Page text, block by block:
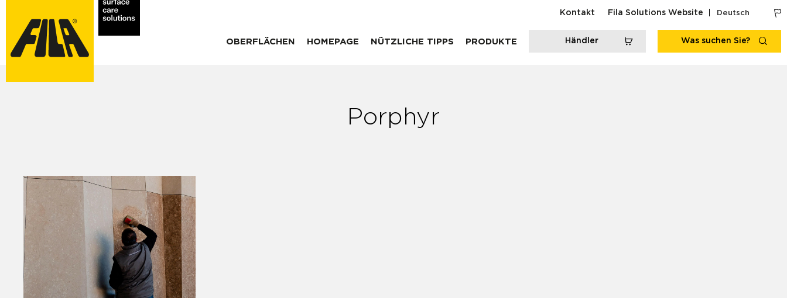
Kontakt Fila Solutions Website Deutsch
OBERFLÄCHEN HOMEPAGE NÜTZLICHE TIPPS PRODUKTE Händler Was suchen Sie?
Porphyr